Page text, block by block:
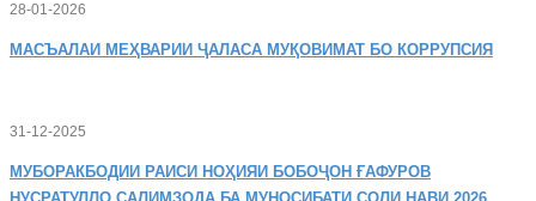
28-01-2026
МАСЪАЛАИ МЕҲВАРИИ ҶАЛАСА МУҚОВИМАТ БО КОРРУПСИЯ
31-12-2025
МУБОРАКБОДИИ РАИСИ НОҲИЯИ БОБОҶОН ҒАФУРОВ